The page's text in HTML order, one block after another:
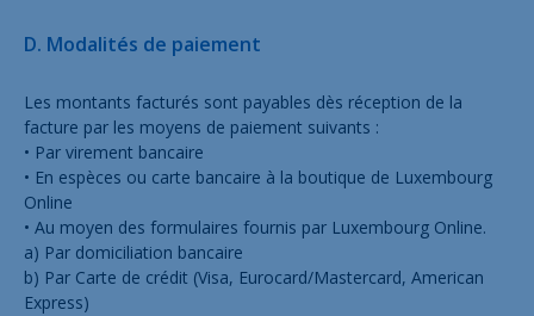
D. Modalités de paiement
Les montants facturés sont payables dès réception de la
facture par les moyens de paiement suivants :
• Par virement bancaire
• En espèces ou carte bancaire à la boutique de Luxembourg
Online
• Au moyen des formulaires fournis par Luxembourg Online.
a) Par domiciliation bancaire
b) Par Carte de crédit (Visa, Eurocard/Mastercard, American
Express)